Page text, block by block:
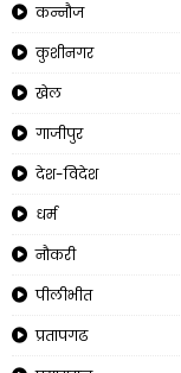
कन्नौज
कुशीनगर
खेल
गाजीपुर
देश-विदेश
धर्म
नौकरी
पीलीभीत
प्रतापगढ